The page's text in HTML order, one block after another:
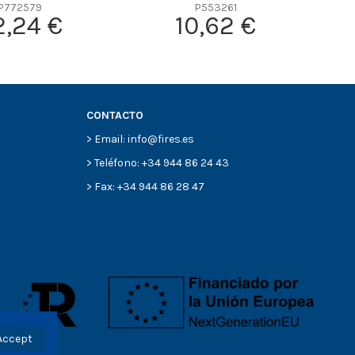
€
P553261
10,62 €
CONTACTO
> Email: info@fires.es
> Teléfono: +34 944 86 24 43
> Fax: +34 944 86 28 47